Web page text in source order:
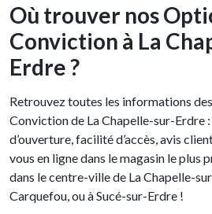
Où trouver nos
Conviction à La
Erdre ?
Retrouvez toutes les informations
Conviction de La Chapelle-sur-Erdre :
d’ouverture, facilité d’accès, avis
vous en ligne dans le magasin le plus
dans le centre-ville de La Chapelle-
Carquefou, ou à Sucé-sur-Erdre !